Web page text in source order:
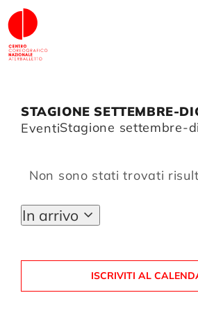
Salta
al
contenuto
News
Progetti
Fonderia
STAGIONE SETTEMBRE-
EventiStagione settembre-
Notice
Non sono stati trovati
In arrivo
Select
ISCRIVITI AL